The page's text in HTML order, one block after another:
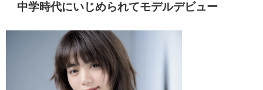
中学時代にいじめられてモデルデビュー